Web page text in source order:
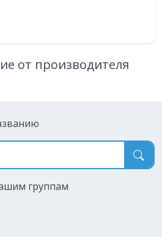
от производителя
группам